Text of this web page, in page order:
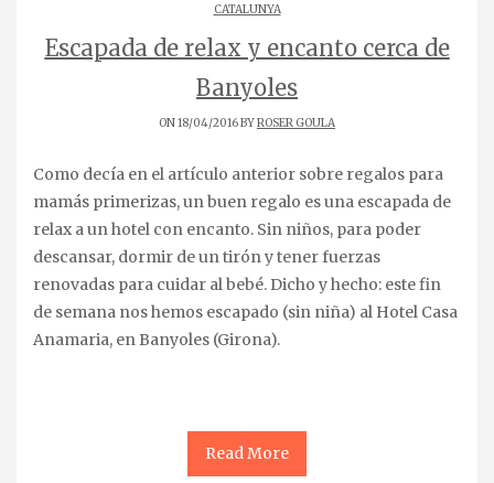
CATALUNYA
Escapada de relax y encanto cerca de
Banyoles
ON 18/04/2016 BYROSER GOULA
Como decía en el artículo anterior sobre regalos para
mamás primerizas, un buen regalo es una escapada de
relax a un hotel con encanto. Sin niños, para poder
descansar, dormir de un tirón y tener fuerzas
renovadas para cuidar al bebé. Dicho y hecho: este fin
de semana nos hemos escapado (sin niña) al Hotel Casa
Anamaria, en Banyoles (Girona).
Read More